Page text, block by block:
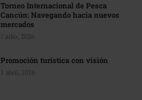
Torneo Internacional de Pesca
Cancún: Navegando hacia nuevos
mercados
1 julio, 2026
Promoción turística con visión
1 abril, 2026